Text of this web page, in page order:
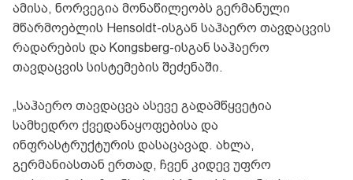
ამისა, ნორვეგია მონაწილეობს გერმანული
მწარმოებლის Hensoldt-ისგან საჰაერო თავდაცვის
რადარების და Kongsberg-ისგან საჰაერო
თავდაცვის სისტემების შეძენაში.
„საჰაერო თავდაცვა ასევე გადამწყვეტია
სამხედრო ქვედანაყოფებისა და
ინფრასტრუქტურის დასაცავად. ახლა,
გერმანიასთან ერთად, ჩვენ კიდევ უფრო